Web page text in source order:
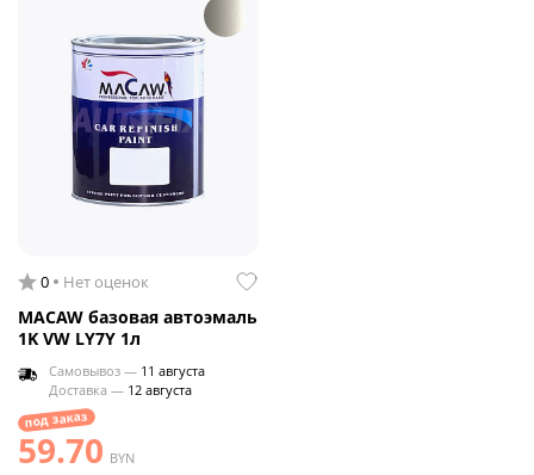
0 Нет оценок
MACAW базовая автоэмаль
1K VW LY7Y 1л
Самовывоз — 11 августа
Доставка — 12 августа
под заказ
59.70 BYN